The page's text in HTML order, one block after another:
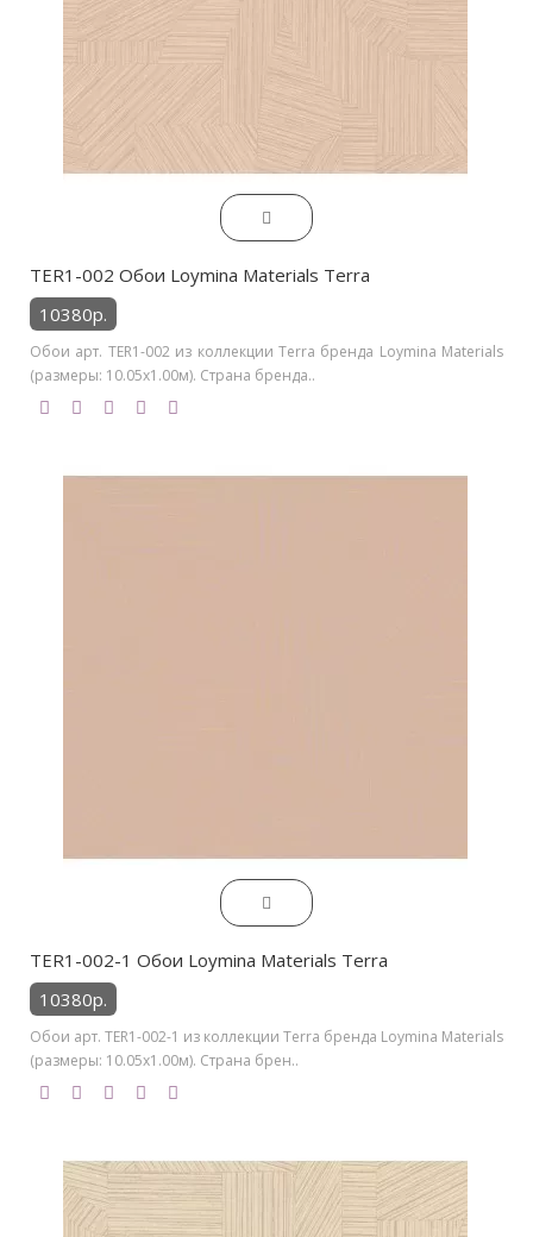
TER1-002 Обои Loymina Materials Terra
10380р.
Обои арт. TER1-002 из коллекции Terra бренда Loymina Materials
(размеры: 10.05х1.00м). Страна бренда..
TER1-002-1 Обои Loymina Materials Terra
10380р.
Обои арт. TER1-002-1 из коллекции Terra бренда Loymina Materials
(размеры: 10.05х1.00м). Страна брен..